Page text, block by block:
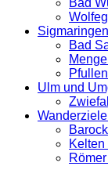
Bad
Sigmaringen
Bad
Ulm und